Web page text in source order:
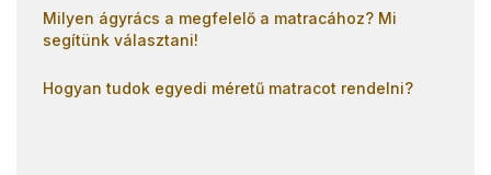
Milyen ágyrács a megfelelő a matracához? Mi
segítünk választani!
Hogyan tudok egyedi méretű matracot rendelni?